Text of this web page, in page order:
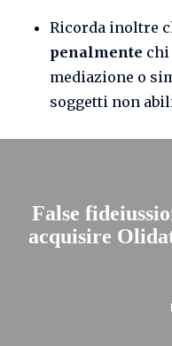
Ricorda inoltre
penalmente chi
mediazione o
soggetti non
False
acquisire